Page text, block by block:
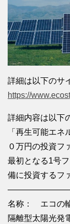
詳細は以下のサ
https://
詳細内容は以下
「再生可能エ
０万円の投資フ
最初となる1号
備に投資するフ
名称： エコの
隔離型太陽光発